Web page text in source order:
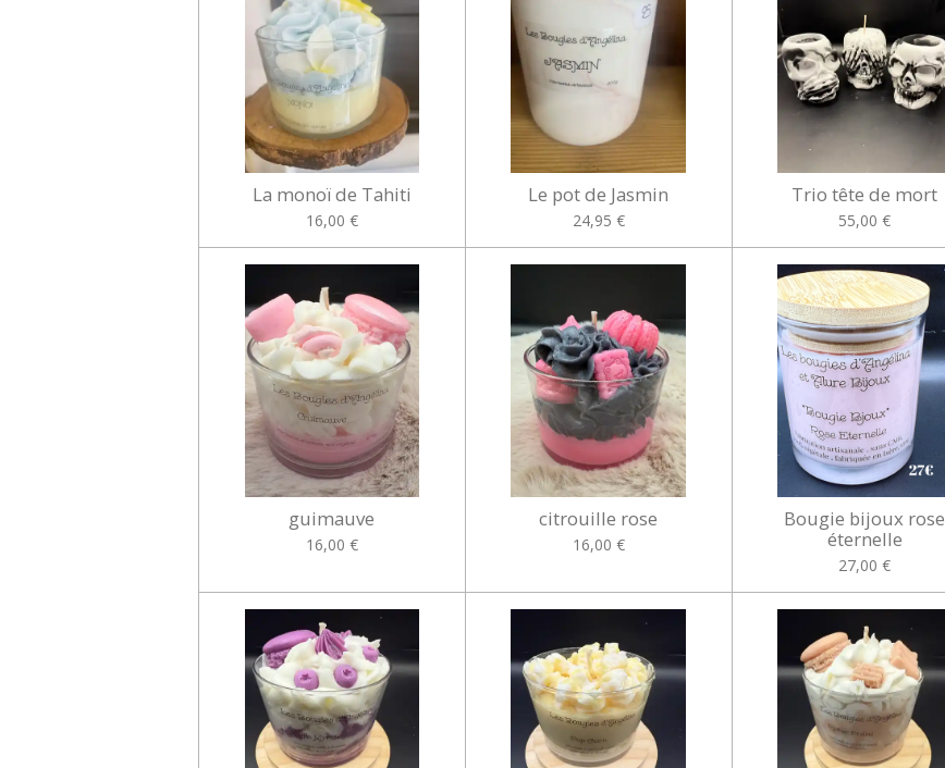
La monoï de Tahiti
16,00 €
Le pot de Jasmin
24,95 €
Trio tête de mort
55,00 €
guimauve
16,00 €
citrouille rose
16,00 €
Bougie bijoux rose
éternelle
27,00 €